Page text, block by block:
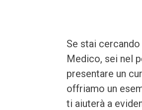
Se stai
Medico, sei nel
presentare un
offriamo un
ti aiuterà a